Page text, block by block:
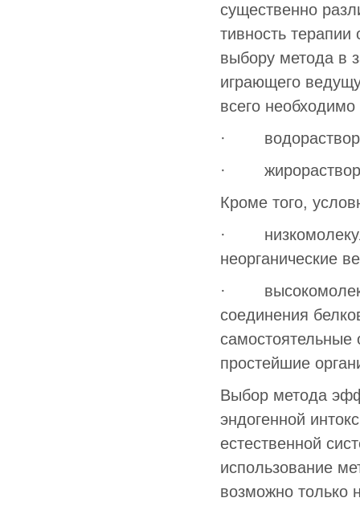
существенно
тивность
выбору метода в
играющего
всего
·
·
Кроме того,
·
неорганические
·
соединения
самостоятельные
простейшие
Выбор метода
эндогенной
естественной
использование
возможно только